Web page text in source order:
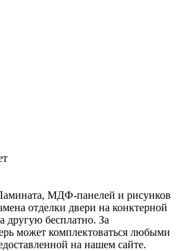
МДФ-панелей и рисунков
отделки двери на конктерной
другую бесплатно. За
может комплектоваться любыми
на нашем сайте.